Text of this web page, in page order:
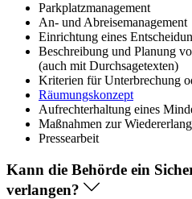
Parkplatzmanagement
An- und Abreisemanagement
Einrichtung eines
Beschreibung und Planung
(auch mit Durchsagetexten)
Kriterien für Unterbrechung
Räumungskonzept
Aufrechterhaltung eines
Maßnahmen zur
Pressearbeit
Kann die Behörde ein
verlangen?